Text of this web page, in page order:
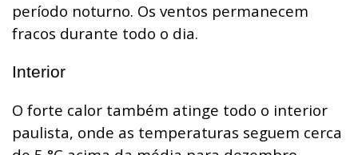
período noturno. Os ventos permanecem
fracos durante todo o dia.
Interior
O forte calor também atinge todo o interior
paulista, onde as temperaturas seguem cerca